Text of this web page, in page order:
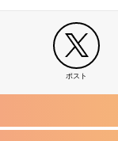
ポスト